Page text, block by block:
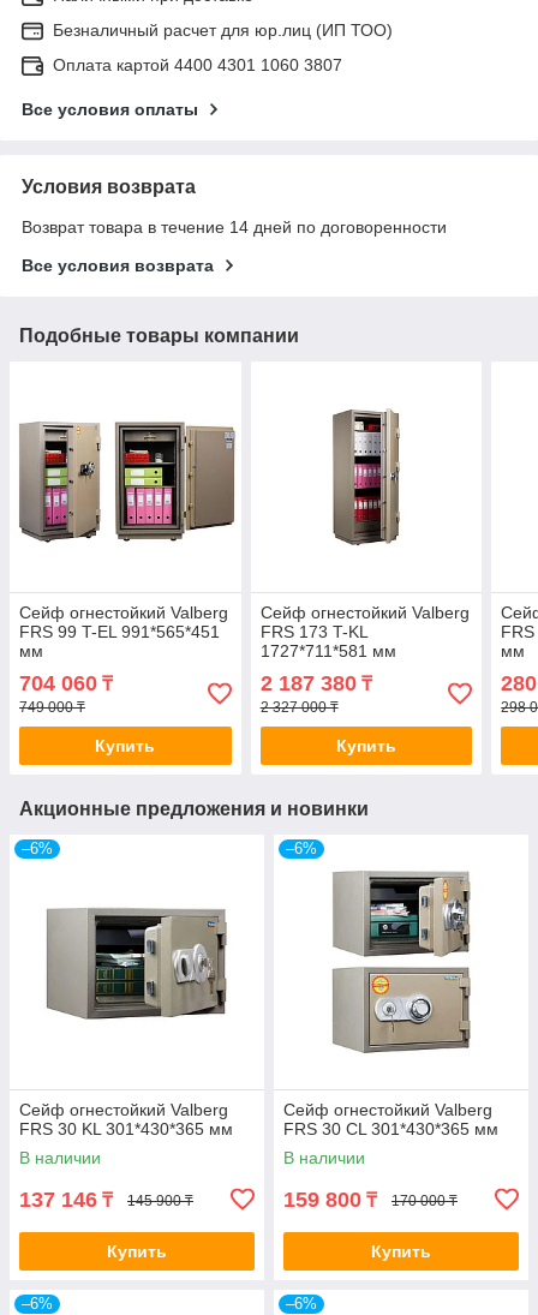
Безналичный расчет для юр.лиц (ИП ТОО)
Оплата картой 4400 4301 1060 3807
Все условия оплаты
Условия возврата
Возврат товара в течение 14 дней по договоренности
Все условия возврата
Подобные товары компании
Сейф огнестойкий Valberg
FRS 99 T-EL 991*565*451
мм
704 060 ₸
749 000 ₸
Купить
Сейф огнестойкий Valberg
FRS 173 T-KL
1727*711*581 мм
2 187 380₸
2 327 000 ₸
Купить
мм
298
Акционные предложения и новинки
–6%
Сейф огнестойкий Valberg
FRS 30 KL 301*430*365 мм
В наличии
137 146 ₸ 145 900 ₸
Купить
–6%
Сейф огнестойкий Valberg
FRS 30 CL 301*430*365 мм
В наличии
159 800 ₸ 170 000 ₸
Купить
–6% –6%